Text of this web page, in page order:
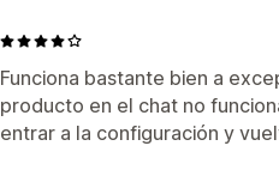
Funciona bastante bien a
producto en el chat no
entrar a la configuración y